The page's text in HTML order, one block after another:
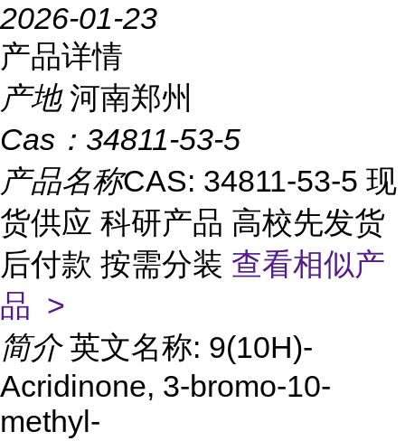
2026-01-23
产品详情
产地 河南郑州
Cas： 34811-53-5
产品名称CAS: 34811-53-5 现
货供应 科研产品 高校先发货
后付款 按需分装 查看相似产
品 >
简介 英文名称: 9(10H)-
Acridinone, 3-bromo-10-
methyl-